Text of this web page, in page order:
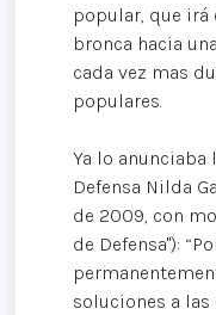
popular, que irá
bronca hacia
cada vez mas
populares.
Ya lo
Defensa Nilda
de 2009, con
de Defensa"):
soluciones a